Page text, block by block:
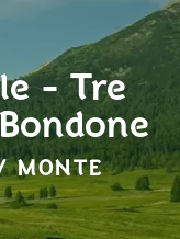
- Tre
MONTE